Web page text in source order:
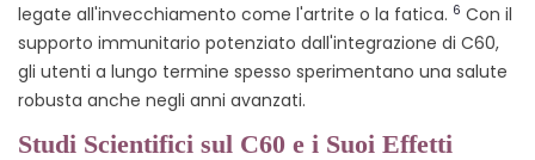
legate all'invecchiamento come l'artrite o la fatica. 6 Con il
supporto immunitario potenziato dall'integrazione di C60,
gli utenti a lungo termine spesso sperimentano una salute
robusta anche negli anni avanzati.
Studi Scientifici sul C60 e i Suoi Effetti